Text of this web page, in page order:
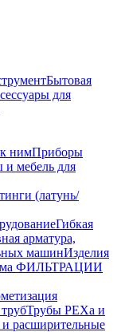
Бытовая
для
нимПриборы
и мебель для
(латунь/
Гибкая
арматура,
машинИзделия
ФИЛЬТРАЦИИ
Трубы PEXa и
расширительные